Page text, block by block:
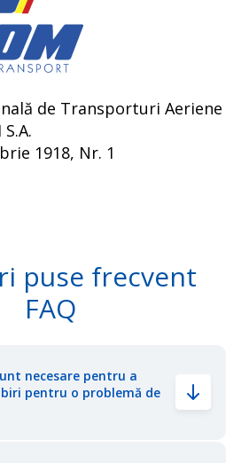
de Transporturi Aeriene
1918, Nr. 1
puse frecvent
FAQ
necesare pentru a
pentru o problemă de